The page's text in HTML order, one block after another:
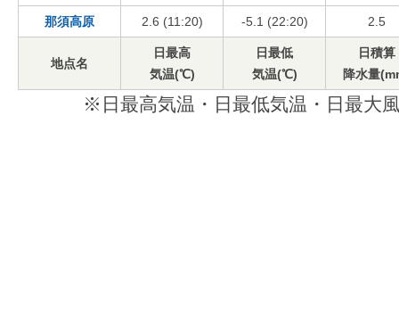
那須高原 2.6 (11:20) -5.1 (22:20) 2.5
地点名
日最高
気温(℃)
日最低
気温(℃)
日積算
降水量
※日最高気温・日最低気温・日最大